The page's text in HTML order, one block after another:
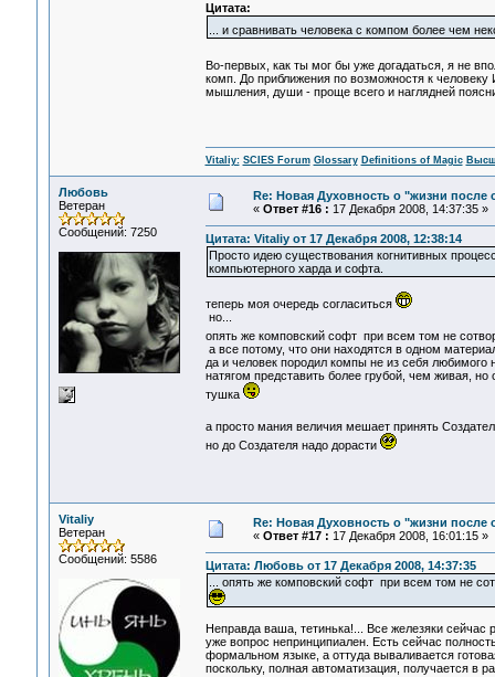
Цитата:
... и сравнивать человека с компом более чем
Во-первых, как ты мог бы уже догадаться, я не
комп. До приближения по возможностя к
мышления, души - проще всего и наглядней
Vitaliy: SCIES Forum Glossary Definitions of Magic
Любовь
Ветеран
Сообщений: 7250
Re: Новая Духовность о "жизни после
« Ответ #16 : 17 Декабря 2008, 14:37:35 »
Цитата: Vitaliy от 17 Декабря 2008, 12:38:14
Просто идею существования когнитивных
компьютерного харда и софта.
теперь моя очередь согласиться
но...
опять же комповский софт при всем том не
а все потому, что они находятся в одном
да и человек породил компы не из себя любимого
натягом представить более грубой, чем живая, но
тушка
а просто мания величия мешает принять
но до Создателя надо дорасти
Vitaliy
Ветеран
Сообщений: 5586
Re: Новая Духовность о "жизни после
« Ответ #17 : 17 Декабря 2008, 16:01:15 »
Цитата: Любовь от 17 Декабря 2008, 14:37:35
... опять же комповский софт при всем том не
Неправда ваша, тетинька!... Все железяки
уже вопрос непринципиален. Есть сейчас
формальном языке, а оттуда вываливается
поскольку, полная автоматизация, получается в